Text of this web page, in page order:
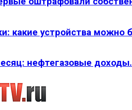
какие устройства можно
нефтегазовые